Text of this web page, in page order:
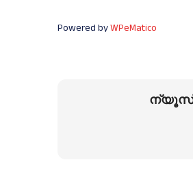
Powered byWPeMatico
ന്യൂസ്